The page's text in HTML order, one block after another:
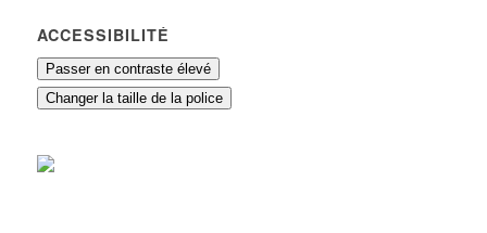
ACCESSIBILITÉ
Passer en contraste élevé
Changer la taille de la police